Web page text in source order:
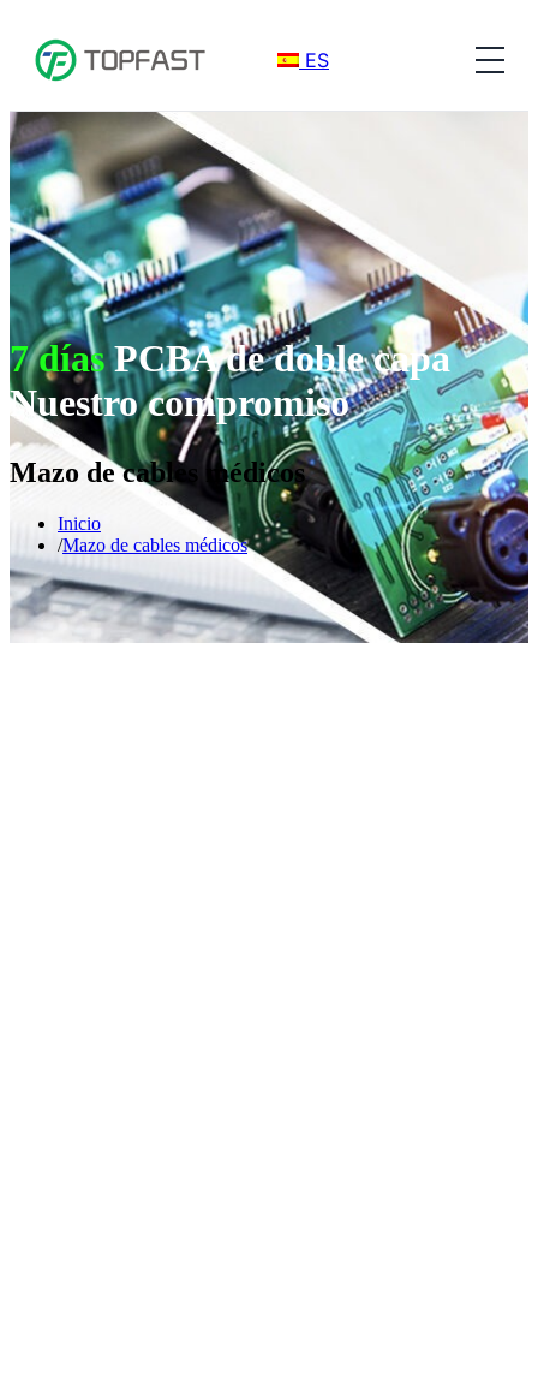
ES
7 díasPCBA de doble capa
Nuestro compromiso
Mazo de cables médicos
Inicio
Mazo de cables médicos